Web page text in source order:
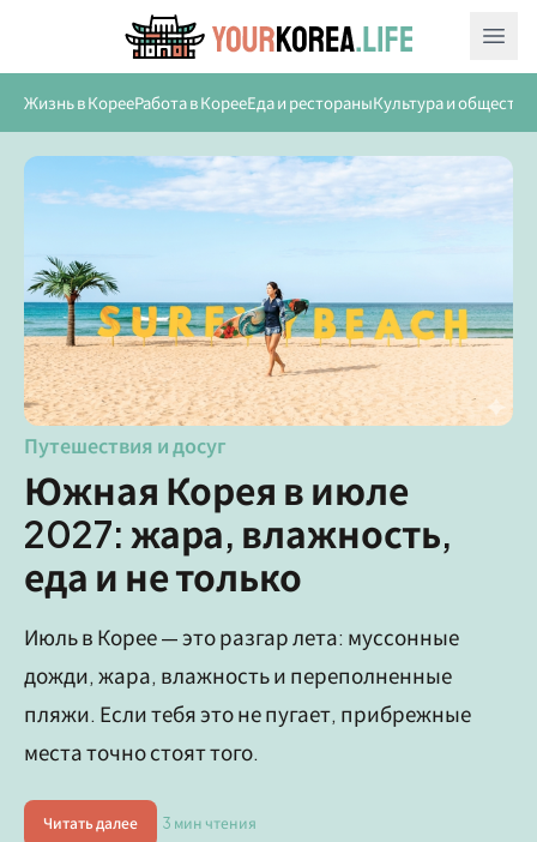
Жизнь в КорееРабота в КорееЕда и рестораныКультура и общество
Путешествия и досуг
Южная Корея в июле
2027: жара, влажность,
еда и не только
Июль в Корее — это разгар лета: муссонные
дожди, жара, влажность и переполненные
пляжи. Если тебя это не пугает, прибрежные
места точно стоят того.
Читать далее 3 мин чтения